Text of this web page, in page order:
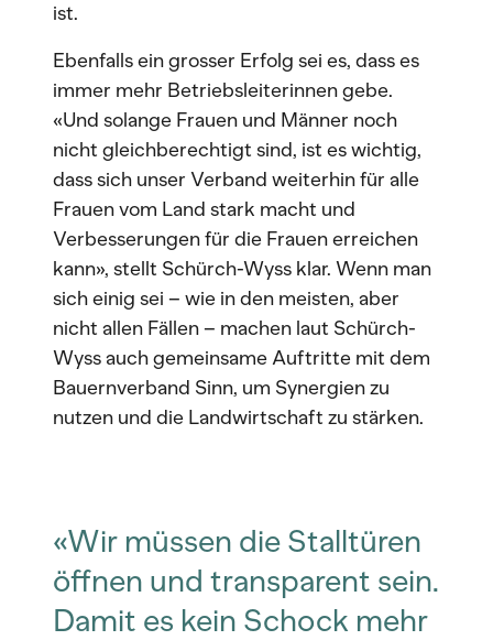
ist.
Ebenfalls ein grosser Erfolg sei es, dass es
immer mehr Betriebsleiterinnen gebe.
«Und solange Frauen und Männer noch
nicht gleichberechtigt sind, ist es wichtig,
dass sich unser Verband weiterhin für alle
Frauen vom Land stark macht und
Verbesserungen für die Frauen erreichen
kann», stellt Schürch-Wyss klar. Wenn man
sich einig sei – wie in den meisten, aber
nicht allen Fällen – machen laut Schürch-
Wyss auch gemeinsame Auftritte mit dem
Bauernverband Sinn, um Synergien zu
nutzen und die Landwirtschaft zu stärken.
«Wir müssen die Stalltüren
öffnen und transparent sein.
Damit es kein Schock mehr